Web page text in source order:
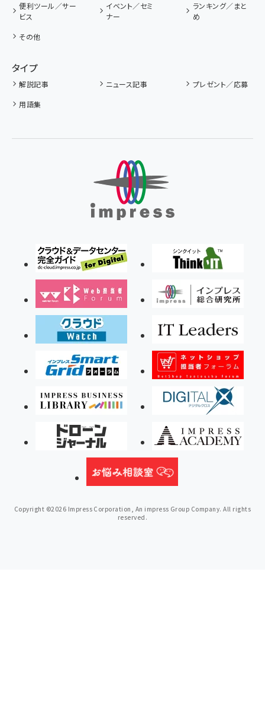
便利ツール／サー
ビス
イベント／セミ
ナー
ランキング／まと
め
その他
タイプ
解説記事 ニュース記事
プレゼント／応募
用語集
Copyright ©2026 Impress Corporation, An impress Group Company. All rights
reserved.